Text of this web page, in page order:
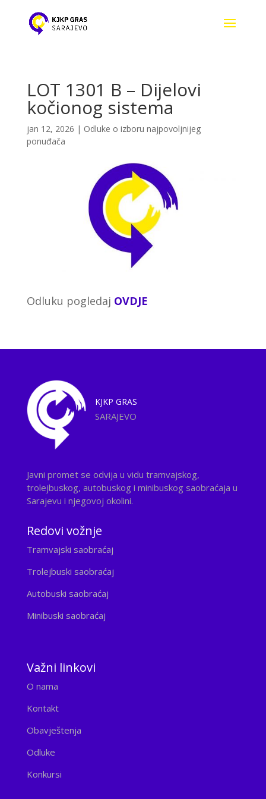
LOT 1301 B – Dijelovi
kočionog sistema
jan 12, 2026 | Odluke o izboru najpovoljnijeg
ponuđača
Odluku pogledaj OVDJE
KJKP GRAS
SARAJEVO
Javni promet se odvija u vidu tramvajskog,
trolejbuskog, autobuskog i minibuskog saobraćaja u
Sarajevu i njegovoj okolini.
Redovi vožnje
Tramvajski saobraćaj
Trolejbuski saobraćaj
Autobuski saobraćaj
Minibuski saobraćaj
Važni linkovi
O nama
Kontakt
Obavještenja
Odluke
Konkursi